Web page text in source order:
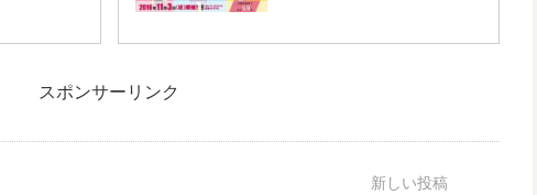
9/9（金）まで
スポンサーリンク